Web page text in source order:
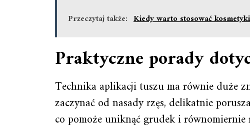
Przeczytaj także: Kiedy warto stosować
Praktyczne porady
Technika aplikacji tuszu ma równie duże
zaczynać od nasady rzęs, delikatnie
co pomoże uniknąć grudek i